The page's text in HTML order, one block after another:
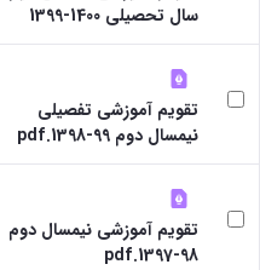
مدیریت
و
حسابداری
رزن
صنایع
غذایی
بهار
نهاوند
سایر
برنامه
سال تحصیلی 1400-1399
تقویم آموزشی تفصیلی
نیمسال دوم 99-1398.pdf
تقویم آموزشی نیمسال دوم
98-1397.pdf